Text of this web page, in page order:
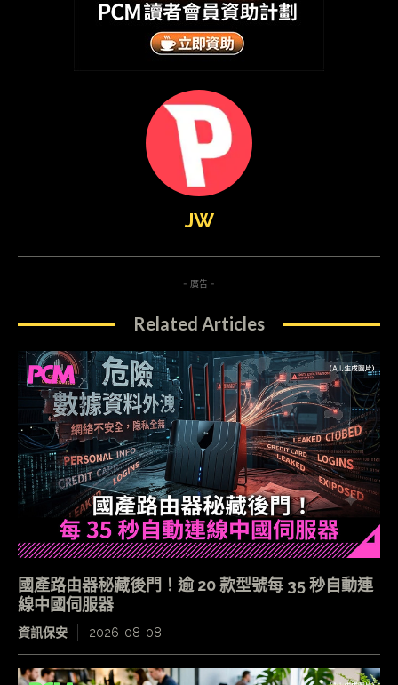
JW
- 廣告 -
Related Articles
國產路由器秘藏後門！逾 20 款型號每 35 秒自動連
線中國伺服器
資訊保安 2026-08-08